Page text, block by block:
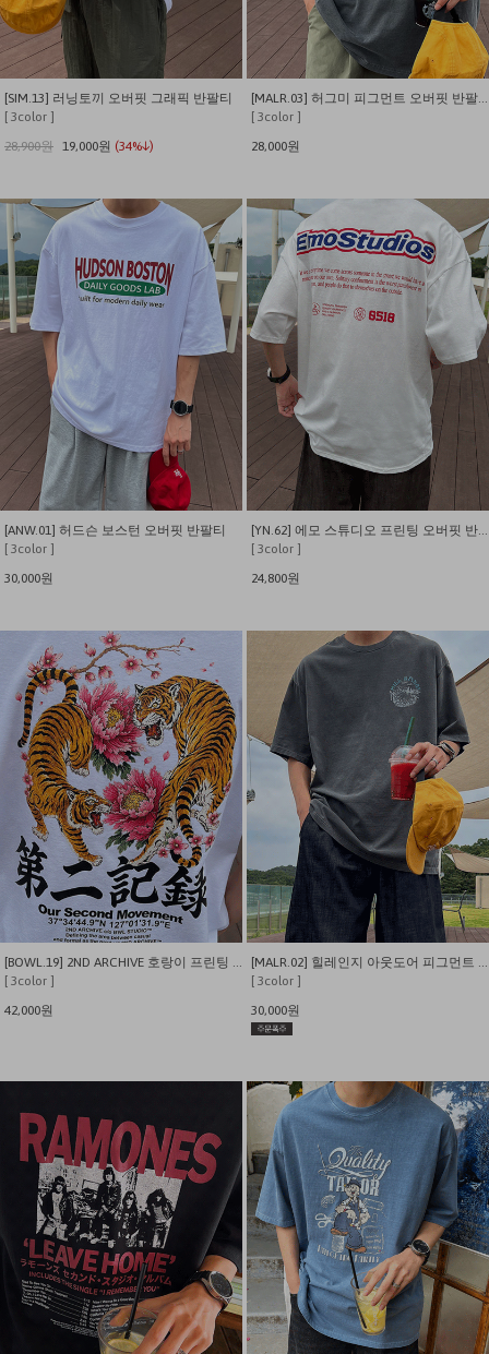
[SIM.13] 러닝토끼 오버핏 그래픽 반팔티
[ 3color ]
28,900원 19,000원 (34%↓)
[ 3color ]
28,000원
[ANW.01] 허드슨 보스턴 오버핏 반팔티
[ 3color ]
30,000원
[YN.62] 에모 스튜디오 프린팅 오버핏 반팔티
[ 3color ]
24,800원
[BOWL.19] 2ND ARCHIVE 호랑이 프린팅 오버핀 반팔 티셔츠
[ 3color ]
42,000원
[MALR.02] 힐레인지 아웃도어 피그먼트 반팔 티셔츠
[ 3color ]
30,000원